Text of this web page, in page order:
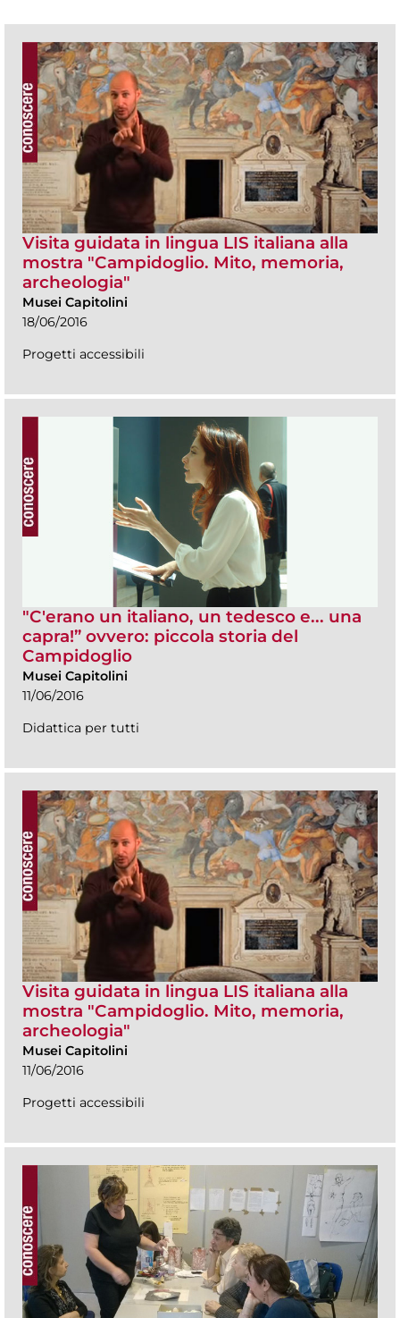
Visita guidata in lingua LIS italiana alla
mostra "Campidoglio. Mito, memoria,
archeologia"
Musei Capitolini
18/06/2016
Progetti accessibili
"C'erano un italiano, un tedesco e... una
capra!” ovvero: piccola storia del
Campidoglio
Musei Capitolini
11/06/2016
Didattica per tutti
Visita guidata in lingua LIS italiana alla
mostra "Campidoglio. Mito, memoria,
archeologia"
Musei Capitolini
11/06/2016
Progetti accessibili